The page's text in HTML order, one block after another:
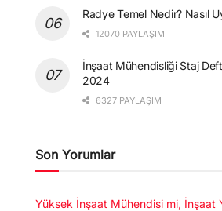
Radye Temel Nedir? Nasıl
12070 PAYLAŞIM
İnşaat Mühendisliği Staj
2024
6327 PAYLAŞIM
Son Yorumlar
Yüksek İnşaat Mühendisi mi, İnşaat